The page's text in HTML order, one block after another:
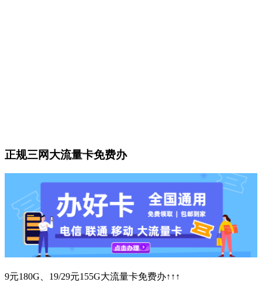
正规三网大流量卡免费办
9元180G、19/29元155G大流量卡免费办↑↑↑